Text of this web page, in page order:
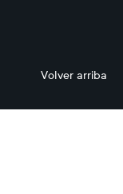
Volver arriba